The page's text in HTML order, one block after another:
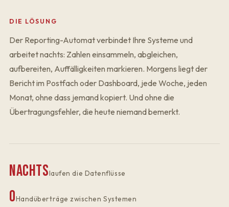
DIE LÖSUNG
Der Reporting-Automat verbindet Ihre Systeme und
arbeitet nachts: Zahlen einsammeln, abgleichen,
aufbereiten, Auffälligkeiten markieren. Morgens liegt der
Bericht im Postfach oder Dashboard, jede Woche, jeden
Monat, ohne dass jemand kopiert. Und ohne die
Übertragungsfehler, die heute niemand bemerkt.
Nachtslaufen die Datenflüsse
0Handüberträge zwischen Systemen